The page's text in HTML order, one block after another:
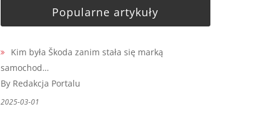
Popularne artykuły
Kim była Škoda zanim stała się marką
samochod…
By Redakcja Portalu
2025-03-01